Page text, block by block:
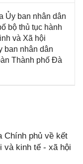
Ủy ban nhân dân
bộ thủ tục hành
và Xã hội
ban nhân dân
Thành phố Đà
Chính phủ về kết
và kinh tế - xã hội